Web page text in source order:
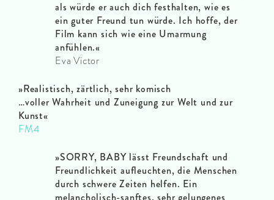
als würde er auch dich festhalten, wie es
ein guter Freund tun würde. Ich hoffe, der
Film kann sich wie eine Umarmung
anfühlen.«
Eva Victor
»Realistisch, zärtlich, sehr komisch
…voller Wahrheit und Zuneigung zur Welt und zur
Kunst«
FM4
»SORRY, BABY lässt Freundschaft und
Freundlichkeit aufleuchten, die Menschen
durch schwere Zeiten helfen. Ein